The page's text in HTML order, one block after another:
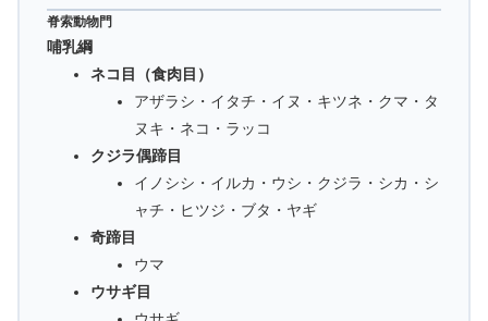
脊索動物門
哺乳綱
ネコ目（食肉目）
アザラシ・イタチ・イヌ・キツネ・クマ・タ
ヌキ・ネコ・ラッコ
クジラ偶蹄目
イノシシ・イルカ・ウシ・クジラ・シカ・シ
ャチ・ヒツジ・ブタ・ヤギ
奇蹄目
ウマ
ウサギ目